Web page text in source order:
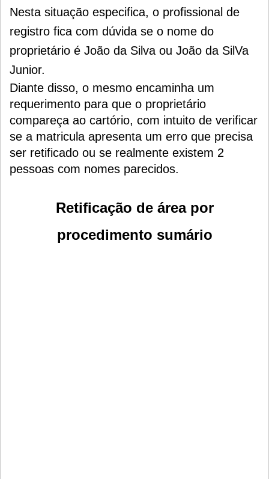
Nesta situação especifica, o profissional de
registro fica com dúvida se o nome do
proprietário é João da Silva ou João da SilVa
Junior.
Diante disso, o mesmo encaminha um
requerimento para que o proprietário
compareça ao cartório, com intuito de verificar
se a matricula apresenta um erro que precisa
ser retificado ou se realmente existem 2
pessoas com nomes parecidos.
Retificação de área por
procedimento sumário